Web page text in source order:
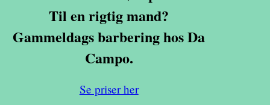
Til en rigtig mand?
Gammeldags barbering hos Da
Campo.
Se priser her